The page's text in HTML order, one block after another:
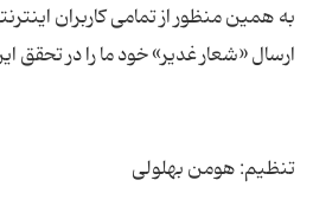
به همین منظور از تمامی کاربران
تنظیم: هومن بهلولی